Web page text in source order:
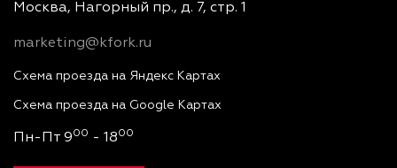
Москва, Нагорный пр., д. 7, стр. 1
marketing@kfork.ru
Схема проезда на Яндекс Картах
Схема проезда на Google Картах
Пн-Пт 900 - 1800